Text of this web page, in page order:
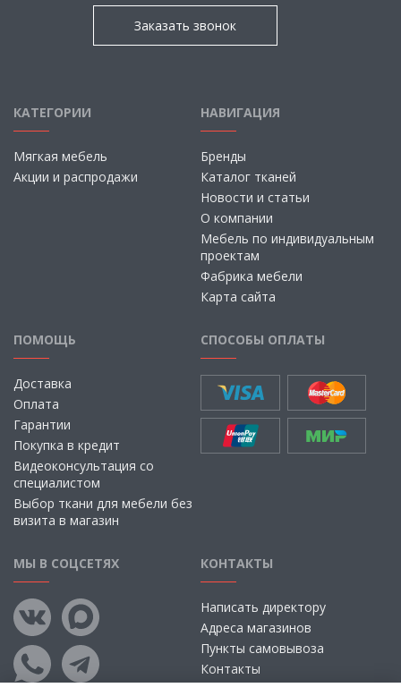
Заказать звонок
КАТЕГОРИИ
Мягкая мебель
Акции и распродажи
НАВИГАЦИЯ
Бренды
Каталог тканей
Новости и статьи
О компании
Мебель по индивидуальным
проектам
Фабрика мебели
Карта сайта
ПОМОЩЬ
Доставка
Оплата
Гарантии
Покупка в кредит
Видеоконсультация со
специалистом
Выбор ткани для мебели без
визита в магазин
СПОСОБЫ ОПЛАТЫ
МЫ В СОЦСЕТЯХ КОНТАКТЫ
Написать директору
Адреса магазинов
Пункты самовывоза
Контакты